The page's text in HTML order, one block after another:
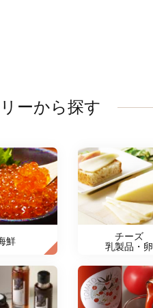
ーから探す
鮮
チーズ
乳製品・卵